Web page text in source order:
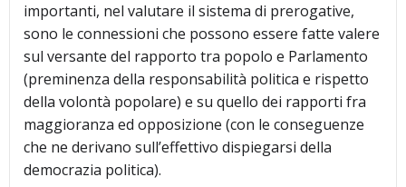
importanti, nel valutare il sistema di prerogative,
sono le connessioni che possono essere fatte valere
sul versante del rapporto tra popolo e Parlamento
(preminenza della responsabilità politica e rispetto
della volontà popolare) e su quello dei rapporti fra
maggioranza ed opposizione (con le conseguenze
che ne derivano sull’effettivo dispiegarsi della
democrazia politica).